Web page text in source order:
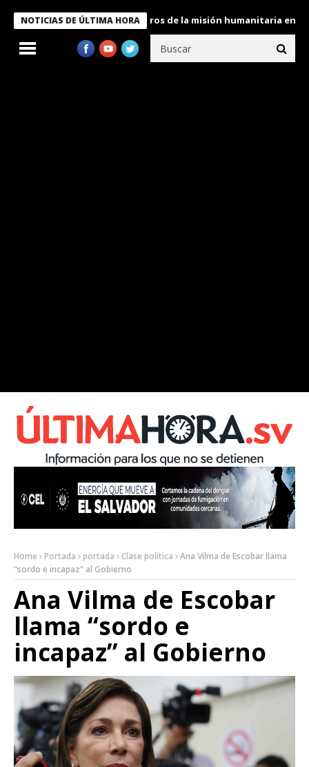
NOTICIAS DE ÚLTIMA HORA
condecora a miembros de la misión humanitaria enviada a
Home Portada portada Clase política
Ana Vilma de Escobar llama
“sordo e incapaz” al Gobierno
Ana Vilma de Escobar
llama “sordo e
incapaz” al Gobierno